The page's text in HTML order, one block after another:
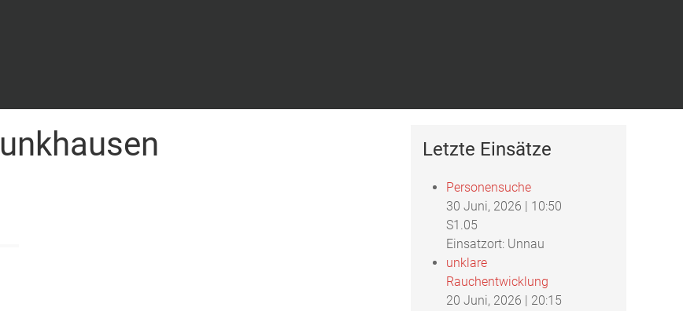
Letzte Einsätze
Personensuche
30 Juni, 2026 | 10:50
S1.05
Einsatzort: Unnau
unklare
Rauchentwicklung
20 Juni, 2026 | 20:15